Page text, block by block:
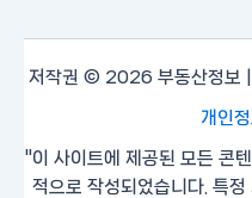
저작권 © 2026 부동산정보 |
개인
"이 사이트에 제공된 모든 콘
적으로 작성되었습니다. 특